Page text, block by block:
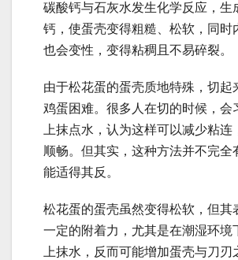
碳酸钙与石灰水发生化学反应，生
钙，使蛋壳变得粗糙、松软，同时
也会变性，变得粘稠且不易碎裂。
由于松花蛋的蛋壳质地特殊，切起
鸡蛋困难。很多人在切的时候，会
上抹点水，认为这样可以减少粘连
顺畅。但其实，这种方法并不完全
能适得其反。
松花蛋的蛋壳虽然变得松软，但其
一定的附着力，尤其是在潮湿环境
上抹水，反而可能增加蛋壳与刀刃